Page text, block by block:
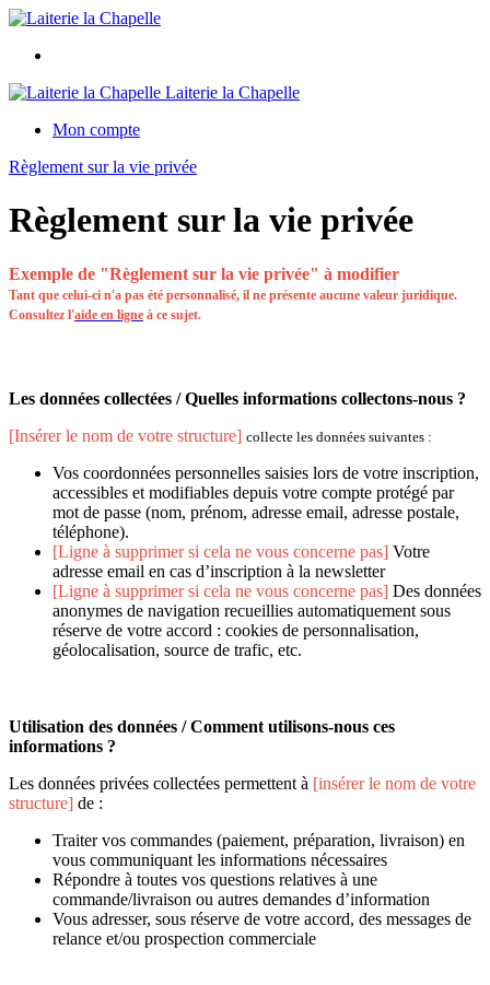
Laiterie la Chapelle
Mon compte
Règlement sur la vie privée
Règlement sur la vie privée
Exemple de "Règlement sur la vie privée" à modifier
Tant que celui-ci n'a pas été personnalisé, il ne présente aucune valeur juridique.
Consultez l'aide en ligne à ce sujet.
Les données collectées / Quelles informations collectons-nous ?
[Insérer le nom de votre structure] collecte les données suivantes :
Vos coordonnées personnelles saisies lors de votre inscription,
accessibles et modifiables depuis votre compte protégé par
mot de passe (nom, prénom, adresse email, adresse postale,
téléphone).
[Ligne à supprimer si cela ne vous concerne pas] Votre
adresse email en cas d’inscription à la newsletter
[Ligne à supprimer si cela ne vous concerne pas] Des données
anonymes de navigation recueillies automatiquement sous
réserve de votre accord : cookies de personnalisation,
géolocalisation, source de trafic, etc.
Utilisation des données / Comment utilisons-nous ces
informations ?
Les données privées collectées permettent à [insérer le nom de votre
structure] de :
Traiter vos commandes (paiement, préparation, livraison) en
vous communiquant les informations nécessaires
Répondre à toutes vos questions relatives à une
commande/livraison ou autres demandes d’information
Vous adresser, sous réserve de votre accord, des messages de
relance et/ou prospection commerciale